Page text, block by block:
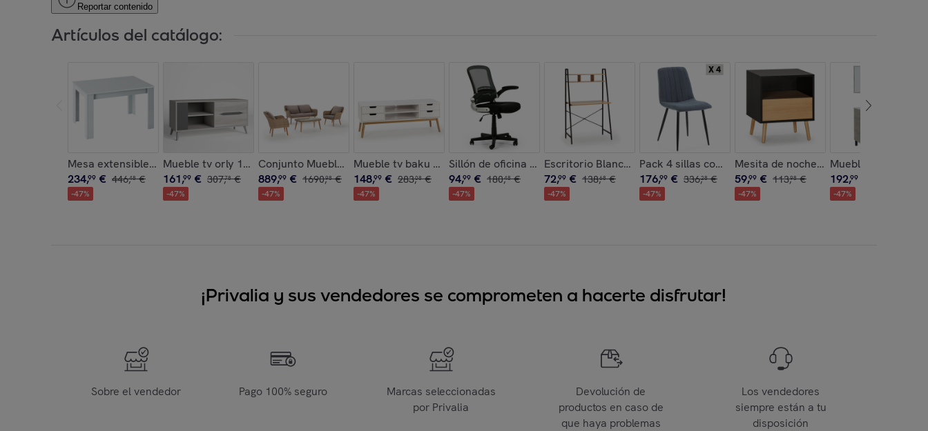
Reportar contenido
Artículos del catálogo:
Mesa extensible fany 140-190 cm blanco
234,99 € 446,48 €
-47%
Mueble tv orly 1 puerta 2 cajones color shamal/gris
161,99 € 307,78 €
-47%
Conjunto Muebles de jardín Lila de ratán sintético, 4 Piezas
889,99 € 1690,98 €
-47%
Mueble tv baku 1p2c blanco
148,99 € 283,08 €
-47%
Sillón de oficina Cosmos en color gris y negro
94,99 € 180,48 €
-47%
Escritorio Blanca Roble/Negro 84cm
72,99 € 138,68 €
-47%
Pack 4 sillas comedor Sagi tapizadas Beige/verde/azul/
176,99 € 336,28 €
-47%
Mesita de noche Apolo 1 cajón Color
59,99 € 113,98 €
-47%
Mueble baño alise
192,99
-47%
¡Privalia y sus vendedores se comprometen a hacerte disfrutar!
Sobre el vendedor Pago 100% seguro
Marcas seleccionadas
por Privalia
Devolución de
productos en caso de
que haya problemas
Los vendedores
siempre están a tu
disposición